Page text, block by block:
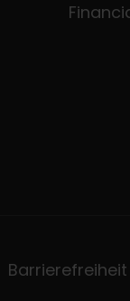
Barrierefreiheit